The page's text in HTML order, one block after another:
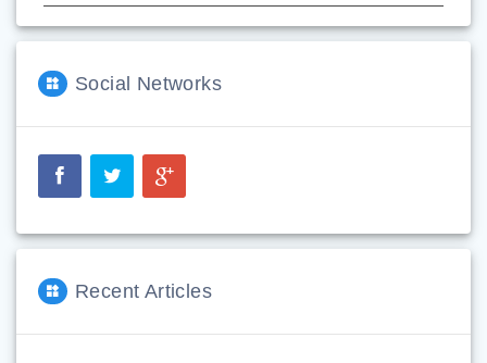
Social Networks
Recent Articles